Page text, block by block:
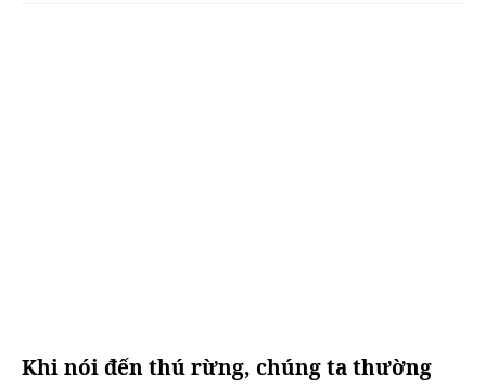
Khi nói đến thú rừng, chúng ta thường